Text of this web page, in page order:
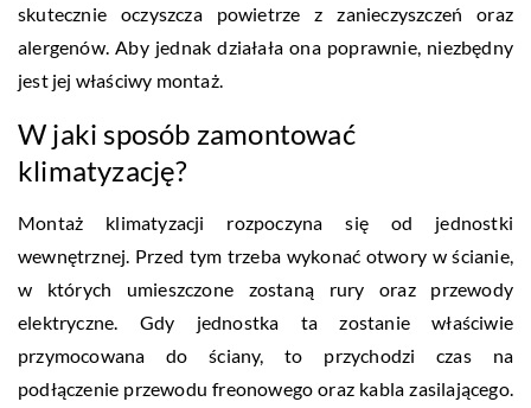
skutecznie oczyszcza powietrze z zanieczyszczeń oraz
alergenów. Aby jednak działała ona poprawnie, niezbędny
jest jej właściwy montaż.
W jaki sposób zamontować
klimatyzację?
Montaż klimatyzacji rozpoczyna się od jednostki
wewnętrznej. Przed tym trzeba wykonać otwory w ścianie,
w których umieszczone zostaną rury oraz przewody
elektryczne. Gdy jednostka ta zostanie właściwie
przymocowana do ściany, to przychodzi czas na
podłączenie przewodu freonowego oraz kabla zasilającego.